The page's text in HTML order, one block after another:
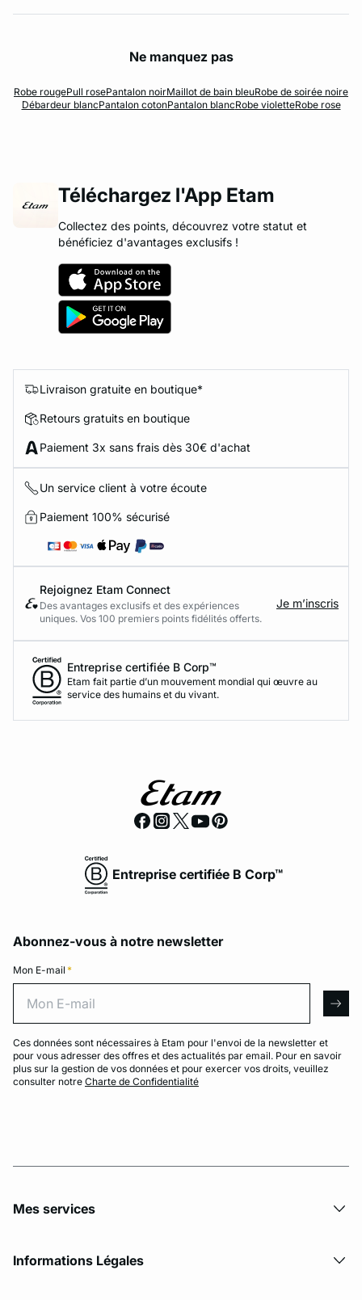
Ne manquez pas
Robe rougePull rosePantalon noirMaillot de bain bleuRobe de soirée noire
Débardeur blancPantalon cotonPantalon blancRobe violetteRobe rose
Téléchargez l'App Etam
Collectez des points, découvrez votre statut et
bénéficiez d'avantages exclusifs !
Livraison gratuite en boutique*
Retours gratuits en boutique
Paiement 3x sans frais dès 30€ d'achat
Un service client à votre écoute
Paiement 100% sécurisé
Rejoignez Etam Connect
Des avantages exclusifs et des expériences
uniques. Vos 100 premiers points fidélités offerts.
Je m’inscris
Entreprise certifiée B Corp™
Etam fait partie d’un mouvement mondial qui œuvre au
service des humains et du vivant.
Entreprise certifiée B Corp™
Abonnez-vous à notre newsletter
Mon E-mail *
Ces données sont nécessaires à Etam pour l'envoi de la newsletter et
pour vous adresser des offres et des actualités par email. Pour en savoir
plus sur la gestion de vos données et pour exercer vos droits, veuillez
consulter notre Charte de Confidentialité
Mes services
Informations Légales